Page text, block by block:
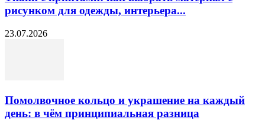
рисунком для одежды, интерьера...
23.07.2026
Помолвочное кольцо и украшение на каждый
день: в чём принципиальная разница